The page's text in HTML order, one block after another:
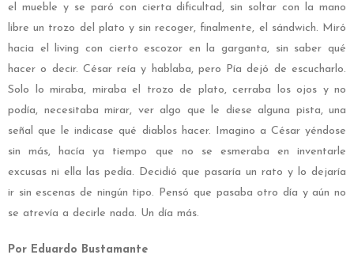
el mueble y se paró con cierta dificultad, sin soltar con la mano
libre un trozo del plato y sin recoger, finalmente, el sándwich. Miró
hacia el living con cierto escozor en la garganta, sin saber qué
hacer o decir. César reía y hablaba, pero Pía dejó de escucharlo.
Solo lo miraba, miraba el trozo de plato, cerraba los ojos y no
podía, necesitaba mirar, ver algo que le diese alguna pista, una
señal que le indicase qué diablos hacer. Imagino a César yéndose
sin más, hacía ya tiempo que no se esmeraba en inventarle
excusas ni ella las pedía. Decidió que pasaría un rato y lo dejaría
ir sin escenas de ningún tipo. Pensó que pasaba otro día y aún no
se atrevía a decirle nada. Un día más.
Por Eduardo Bustamante